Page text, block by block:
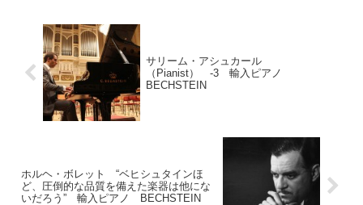
サリーム・アシュカール
（Pianist） -3 輸入ピアノ
BECHSTEIN
ホルヘ・ボレット “ベヒシュタインほ
ど、圧倒的な品質を備えた楽器は他にな
いだろう” 輸入ピアノ BECHSTEIN